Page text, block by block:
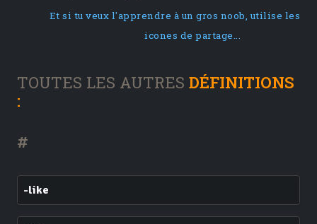
Et si tu veux l'apprendre à un gros noob, utilise les
icones de partage...
TOUTES LES AUTRES DÉFINITIONS
:
#
-like